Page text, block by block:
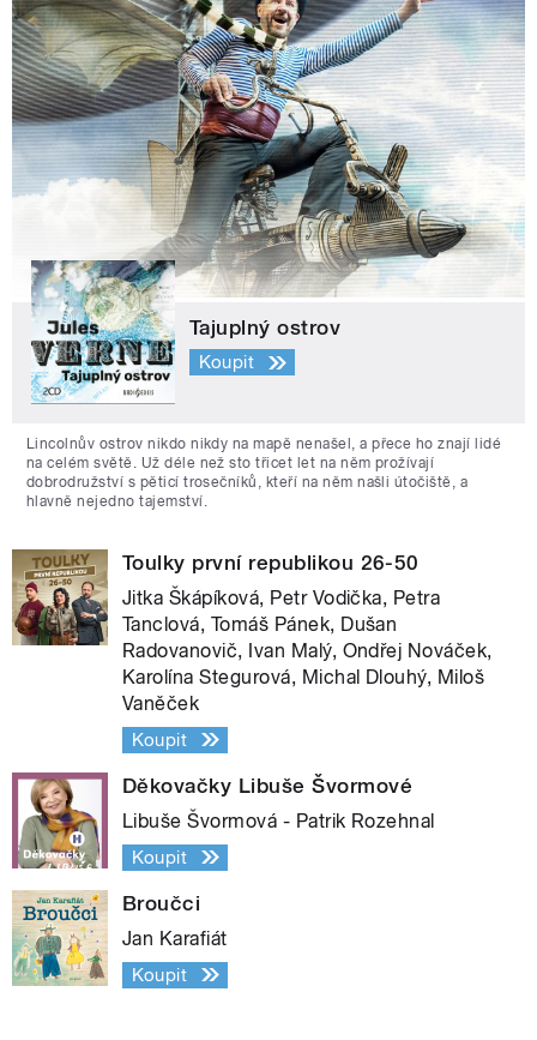
Tajuplný ostrov
Koupit
Lincolnův ostrov nikdo nikdy na mapě nenašel, a přece ho znají lidé
na celém světě. Už déle než sto třicet let na něm prožívají
dobrodružství s pěticí trosečníků, kteří na něm našli útočiště, a
hlavně nejedno tajemství.
Toulky první republikou 26-50
Jitka Škápíková, Petr Vodička, Petra
Tanclová, Tomáš Pánek, Dušan
Radovanovič, Ivan Malý, Ondřej Nováček,
Karolína Stegurová, Michal Dlouhý, Miloš
Vaněček
Koupit
Děkovačky Libuše Švormové
Libuše Švormová - Patrik Rozehnal
Koupit
Broučci
Jan Karafiát
Koupit